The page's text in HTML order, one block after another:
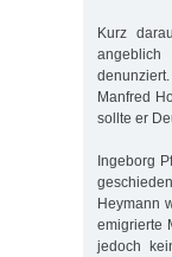
Kurz
Manfred
sollte er
Ingeborg
Heymann
emigrierte
jedoch